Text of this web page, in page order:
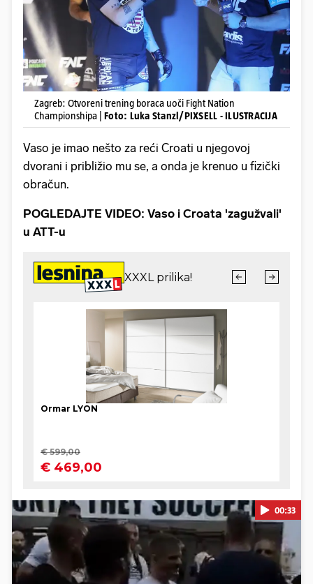
Zagreb: Otvoreni trening boraca uoči Fight Nation
Championshipa | Foto: Luka Stanzl/PIXSELL - ILUSTRACIJA
Vaso je imao nešto za reći Croati u njegovoj
dvorani i približio mu se, a onda je krenuo u fizički
obračun.
POGLEDAJTE VIDEO: Vaso i Croata 'zagužvali'
u ATT-u
00:33